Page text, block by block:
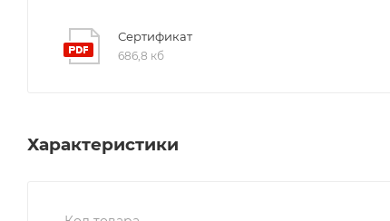
Сертификат
686,8 кб
Характеристики